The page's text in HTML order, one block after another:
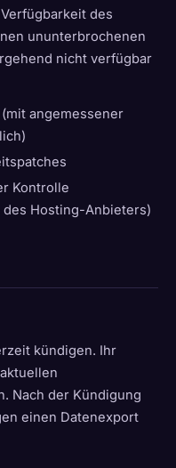
des
ununterbrochenen
nicht verfügbar
angemessener
Kontrolle
Hosting-Anbieters)
kündigen. Ihr
Nach der Kündigung
einen Datenexport